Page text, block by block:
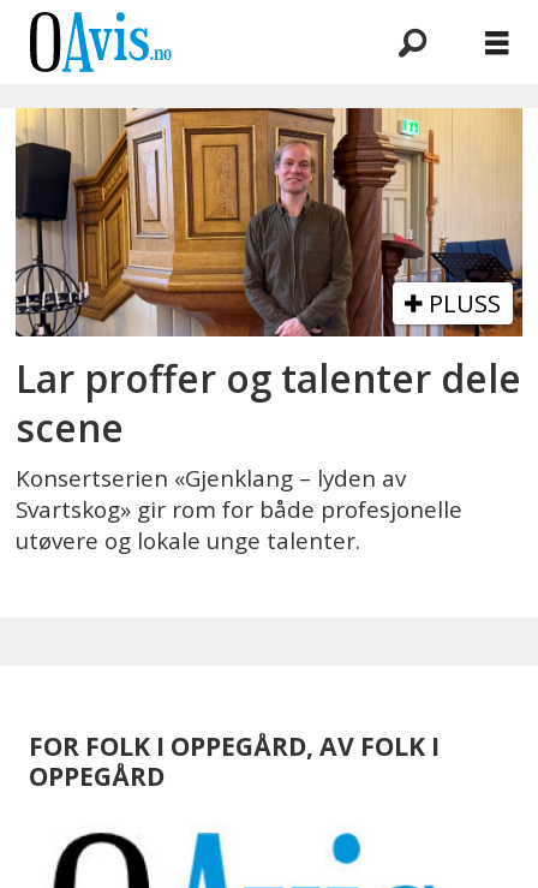
Emne:
hanna
habbestad
kjelsås
PLUSS
Lar proffer og talenter dele
scene
Konsertserien «Gjenklang – lyden av
Svartskog» gir rom for både profesjonelle
utøvere og lokale unge talenter.
FOR FOLK I OPPEGÅRD, AV FOLK I
OPPEGÅRD